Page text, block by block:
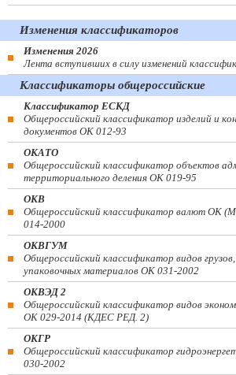
Изменения классификаторов
Изменения 2026
Лента вступивших в силу изменений
Классификаторы общероссийские
Классификатор ЕСКД
Общероссийский классификатор изделий и
документов ОК 012-93
ОКАТО
Общероссийский классификатор объектов
территориального деления ОК 019-95
ОКВ
Общероссийский классификатор валют ОК
014-2000
ОКВГУМ
Общероссийский классификатор видов
упаковочных материалов ОК 031-2002
ОКВЭД 2
Общероссийский классификатор видов
ОК 029-2014 (КДЕС РЕД. 2)
ОКГР
Общероссийский классификатор
030-2002